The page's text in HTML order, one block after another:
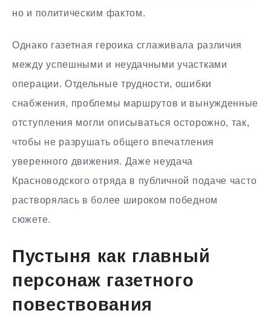
но и политическим фактом.
Однако газетная героика сглаживала различия
между успешными и неудачными участками
операции. Отдельные трудности, ошибки
снабжения, проблемы маршрутов и вынужденные
отступления могли описываться осторожно, так,
чтобы не разрушать общего впечатления
уверенного движения. Даже неудача
Красноводского отряда в публичной подаче часто
растворялась в более широком победном
сюжете.
Пустыня как главный
персонаж газетного
повествования